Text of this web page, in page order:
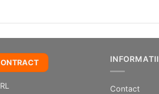
INFORMATII
Contact